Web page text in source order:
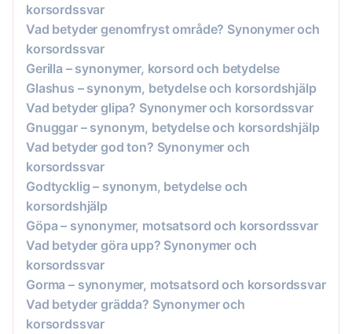
korsordssvar
Vad betyder genomfryst område? Synonymer och
korsordssvar
Gerilla – synonymer, korsord och betydelse
Glashus – synonym, betydelse och korsordshjälp
Vad betyder glipa? Synonymer och korsordssvar
Gnuggar – synonym, betydelse och korsordshjälp
Vad betyder god ton? Synonymer och
korsordssvar
Godtycklig – synonym, betydelse och
korsordshjälp
Göpa – synonymer, motsatsord och korsordssvar
Vad betyder göra upp? Synonymer och
korsordssvar
Gorma – synonymer, motsatsord och korsordssvar
Vad betyder grädda? Synonymer och
korsordssvar